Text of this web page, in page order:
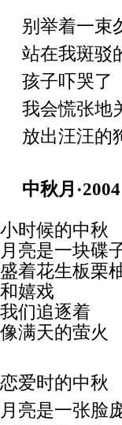
别举着一束
站在我斑驳
孩子吓哭了
我会慌张地
放出汪汪的
中秋月·2004
小时候的中秋
月亮是一块碟
盛着花生板栗
和嬉戏
我们追逐着
像满天的萤火
恋爱时的中秋
月亮是一张脸